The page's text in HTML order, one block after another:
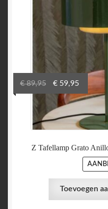
Z Tafellamp Grato
€89,95
Oorspronkelijke
prijs
was:
€ 89,95.
€59,95Huidige
prijs
€ 59,95.
Toevoegen